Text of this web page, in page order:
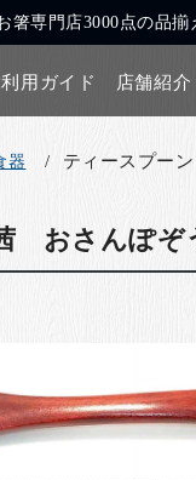
箸専門店3000点の品揃
用ガイド 店舗紹介
器 ティースプー
おさんぽぞ